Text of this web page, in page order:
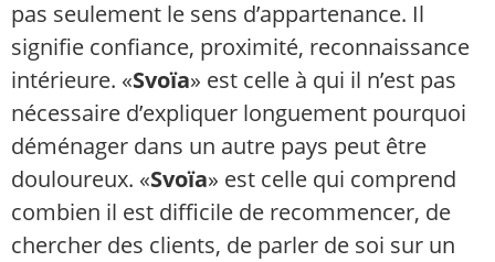
pas seulement le sens d’appartenance. Il
signifie confiance, proximité, reconnaissance
intérieure. «Svoïa» est celle à qui il n’est pas
nécessaire d’expliquer longuement pourquoi
déménager dans un autre pays peut être
douloureux. «Svoïa» est celle qui comprend
combien il est difficile de recommencer, de
chercher des clients, de parler de soi sur un